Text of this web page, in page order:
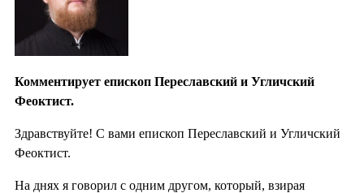
Комментирует епископ Переславский и Угличский
Феоктист.
Здравствуйте! С вами епископ Переславский и Угличский
Феоктист.
На днях я говорил с одним другом, который, взирая